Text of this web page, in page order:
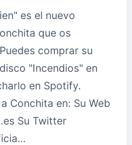
es el nuevo
que os
comprar su
"Incendios" en
en Spotify.
Conchita en: Su Web
Su Twitter